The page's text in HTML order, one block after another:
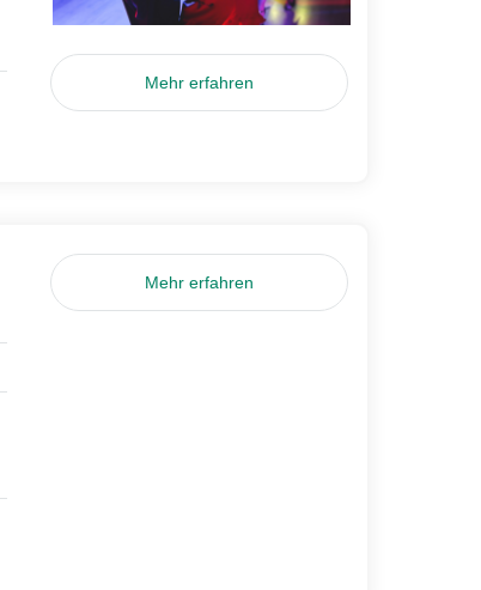
Mehr erfahren
Mehr erfahren